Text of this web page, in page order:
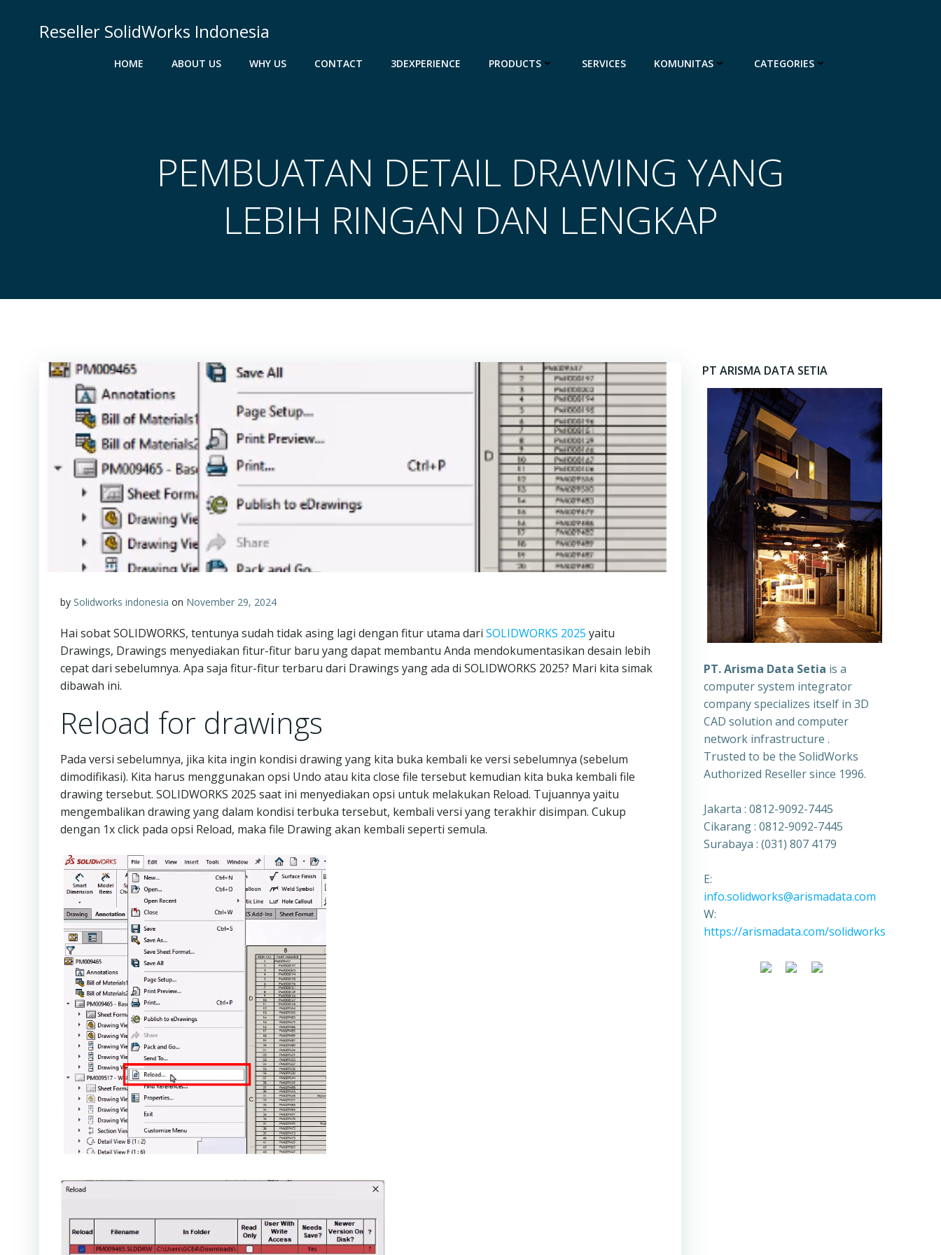
Reseller SolidWorks Indonesia
HOME ABOUT US WHY US CONTACT 3DEXPERIENCE PRODUCTS SERVICES KOMUNITAS CATEGORIES
PEMBUATAN DETAIL DRAWING YANG
LEBIH RINGAN DAN LENGKAP
by Solidworks indonesia on November 29, 2024
Hai sobat SOLIDWORKS, tentunya sudah tidak asing lagi dengan fitur utama dari SOLIDWORKS 2025 yaitu
Drawings, Drawings menyediakan fitur-fitur baru yang dapat membantu Anda mendokumentasikan desain lebih
cepat dari sebelumnya. Apa saja fitur-fitur terbaru dari Drawings yang ada di SOLIDWORKS 2025? Mari kita simak
dibawah ini.
Reload for drawings
Pada versi sebelumnya, jika kita ingin kondisi drawing yang kita buka kembali ke versi sebelumnya (sebelum
dimodifikasi). Kita harus menggunakan opsi Undo atau kita close file tersebut kemudian kita buka kembali file
drawing tersebut. SOLIDWORKS 2025 saat ini menyediakan opsi untuk melakukan Reload. Tujuannya yaitu
mengembalikan drawing yang dalam kondisi terbuka tersebut, kembali versi yang terakhir disimpan. Cukup
dengan 1x click pada opsi Reload, maka file Drawing akan kembali seperti semula.
PT ARISMA DATA SETIA
PT. Arisma Data Setia is a
computer system integrator
company specializes itself in 3D
CAD solution and computer
network infrastructure .
Trusted to be the SolidWorks
Authorized Reseller since 1996.
Jakarta : 0812-9092-7445
Cikarang : 0812-9092-7445
Surabaya : (031) 807 4179
E:
info.solidworks@arismadata.com
W:
https://arismadata.com/solidworks